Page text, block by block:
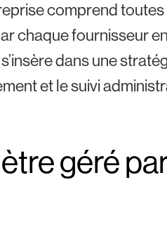
comprend
chaque fournisseur
dans une
et le suivi
géré